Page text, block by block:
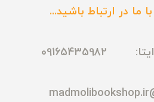
ما در ارتباط باشید...